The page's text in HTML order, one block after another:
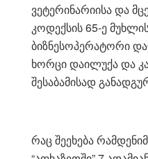
ვეტერინარიისა და
კოდექსის 65-ე
ბიზნესოპერატორი
ხორცი დაილუქა და
შესაბამისად
რაც შეეხება